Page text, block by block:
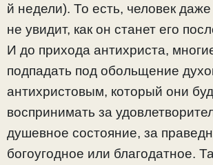
й недели). То есть, человек
не увидит, как он станет его
И до прихода антихриста,
подпадать под обольщение
антихристовым, который они
воспринимать за
душевное состояние, за
богоугодное или благодатное.